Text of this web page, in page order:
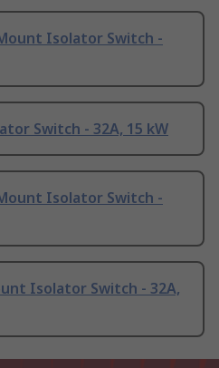
Isolator Switch -
Switch - 32A, 15 kW
Isolator Switch -
Isolator Switch - 32A,